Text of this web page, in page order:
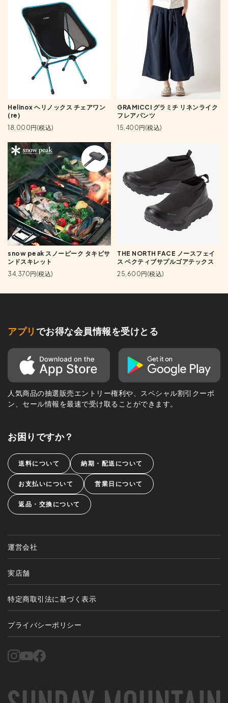
Helinox ヘリノックス チェアワン
(re)
18,000円(税込)
GRAMICCI グラミチ リネンライク
フレアパンツ
15,400円(税込)
snow peak スノーピーク タキビサ
ンドスキレット
34,370円(税込)
THE NORTH FACE ノースフェイ
ス ベクティブサプルゴアテックス
25,600円(税込)
アプリ でお得な会員情報を受けとる
人気商品の抽選販売エントリー権利や、スペシャル割引クーポ
ン、セール情報を最速で受け取ることができます。
お困りですか？
送料について 納期・配送について
お支払いについて 営業日について
返品・交換について
運営会社
実店舗
特定商取引法に基づく表示
プライバシーポリシー